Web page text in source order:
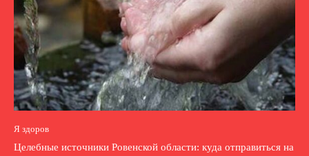
Я здоров
Целебные источники Ровенской области: куда отправиться на